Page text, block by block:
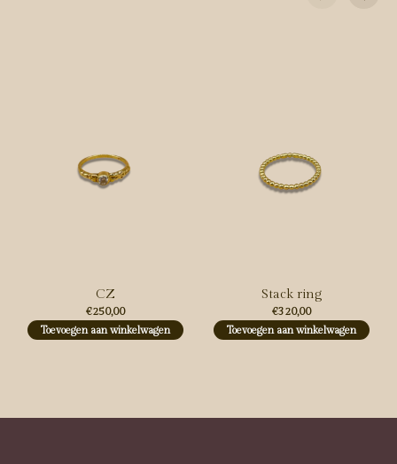
CZ
€250,00
Toevoegen aan winkelwagen
Stack ring
€320,00
Toevoegen aan winkelwagen